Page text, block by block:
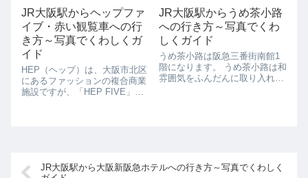
に行く路線が出ています。JR大
阪駅から大阪駅JR高速バスター
ミナルへの行き方を写真を交え
て解説し...
メニューに当時はまだ庶民の手
に届かなかったライ...
JR大阪駅からヘップファ
イブ・赤い観覧車への行
き方～写真でくわしくガ
イド
HEP（ヘップ）は、大阪市北区
にあるファッションの複合商業
施設ですが、「HEP FIVE」
JR大阪駅からうめ茶小路
への行き方～写真でくわ
しくガイド
うめ茶小路は阪急三番街南館1
階になります。 うめ茶小路は和
雰囲気をふんだんに取り入れた
JR大阪駅から大阪新阪急ホテルへの行き方～写真でくわしく